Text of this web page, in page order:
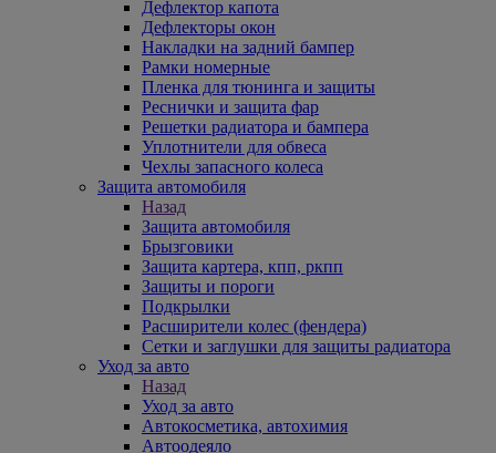
Дефлектор капота
Дефлекторы окон
Накладки на задний бампер
Рамки номерные
Пленка для тюнинга и защиты
Реснички и защита фар
Решетки радиатора и бампера
Уплотнители для обвеса
Чехлы запасного колеса
Защита автомобиля
Назад
Защита автомобиля
Брызговики
Защита картера, кпп, ркпп
Защиты и пороги
Подкрылки
Расширители колес (фендера)
Сетки и заглушки для защиты радиатора
Уход за авто
Назад
Уход за авто
Автокосметика, автохимия
Автоодеяло